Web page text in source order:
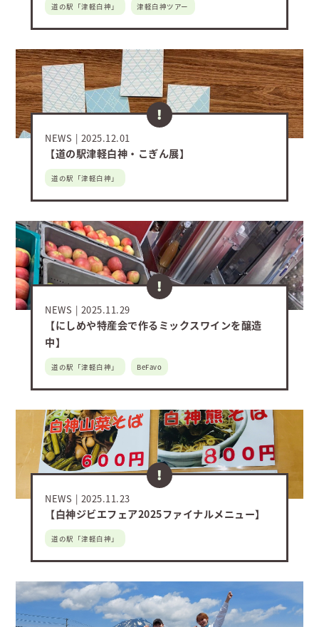
道の駅「津軽白神」 津軽白神ツアー
NEWS 2025.12.01
【道の駅津軽白神・こぎん展】
道の駅「津軽白神」
NEWS 2025.11.29
【にしめや特産会で作るミックスワインを醸造
中】
道の駅「津軽白神」 BeFavo
NEWS 2025.11.23
【白神ジビエフェア2025ファイナルメニュー】
道の駅「津軽白神」